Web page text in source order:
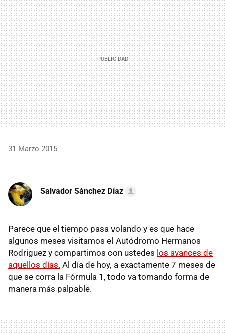
31 Marzo 2015
Salvador Sánchez Díaz
Parece que el tiempo pasa volando y es que hace
algunos meses visitamos el Autódromo Hermanos
Rodriguez y compartimos con ustedes los avances de
aquellos días. Al día de hoy, a exactamente 7 meses de
que se corra la Fórmula 1, todo va tomando forma de
manera más palpable.